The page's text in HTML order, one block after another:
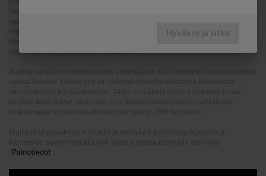
massaa. Tämä on kullekin tyypille ja pohjaratkaisulle laskettu arvo, jota
käytettävissä olevan enimmäispainon.
Painotiedot
Hyväksy ja jatka